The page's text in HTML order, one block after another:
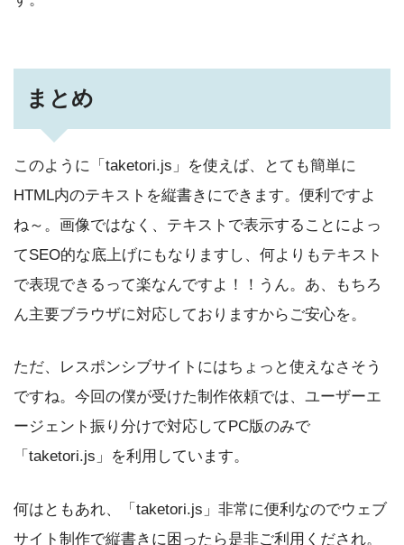
まとめ
このように「taketori.js」を使えば、とても簡単に
HTML内のテキストを縦書きにできます。便利ですよ
ね～。画像ではなく、テキストで表示することによっ
てSEO的な底上げにもなりますし、何よりもテキスト
で表現できるって楽なんですよ！！うん。あ、もちろ
ん主要ブラウザに対応しておりますからご安心を。
ただ、レスポンシブサイトにはちょっと使えなさそう
ですね。今回の僕が受けた制作依頼では、ユーザーエ
ージェント振り分けで対応してPC版のみで
「taketori.js」を利用しています。
何はともあれ、「taketori.js」非常に便利なのでウェブ
サイト制作で縦書きに困ったら是非ご利用くだされ。